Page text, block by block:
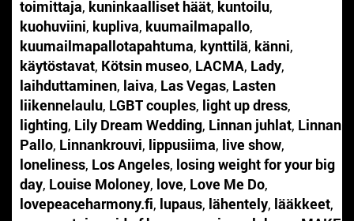
toimittaja, kuninkaalliset häät, kuntoilu,
kuohuviini, kupliva, kuumailmapallo,
kuumailmapallotapahtuma, kynttilä, känni,
käytöstavat, Kötsin museo, LACMA, Lady,
laihduttaminen, laiva, Las Vegas, Lasten
liikennelaulu, LGBT couples, light up dress,
lighting, Lily Dream Wedding, Linnan juhlat, Linnan
Pallo, Linnankrouvi, lippusiima, live show,
loneliness, Los Angeles, losing weight for your big
day, Louise Moloney, love, Love Me Do,
lovepeaceharmony.fi, lupaus, lähentely, lääkkeet,